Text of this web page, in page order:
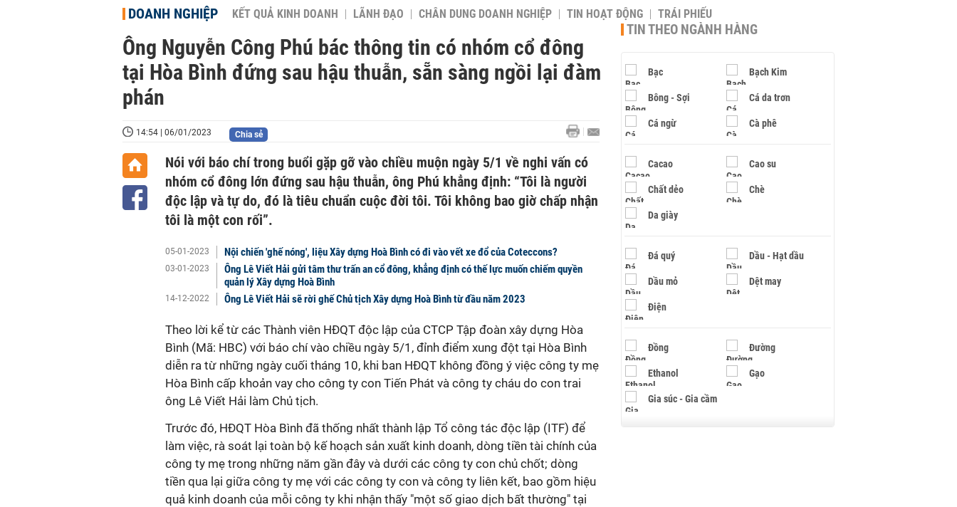
DOANH NGHIỆP KẾT QUẢ KINH DOANH LÃNH ĐẠO CHÂN DUNG DOANH NGHIỆP TIN HOẠT ĐỘNG TRÁI PHIẾU
Ông Nguyễn Công Phú bác thông tin có nhóm cổ đông
tại Hòa Bình đứng sau hậu thuẫn, sẵn sàng ngồi lại đàm
phán
14:54 | 06/01/2023 Chia sẻ
Nói với báo chí trong buổi gặp gỡ vào chiều muộn ngày 5/1 về nghi vấn có
nhóm cổ đông lớn đứng sau hậu thuẫn, ông Phú khẳng định: “Tôi là người
độc lập và tự do, đó là tiêu chuẩn cuộc đời tôi. Tôi không bao giờ chấp nhận
tôi là một con rối”.
05-01-2023 Nội chiến 'ghế nóng', liệu Xây dựng Hoà Bình có đi vào vết xe đổ của Coteccons?
03-01-2023
Ông Lê Viết Hải gửi tâm thư trấn an cổ đông, khẳng định có thế lực muốn chiếm quyền
quản lý Xây dựng Hoà Bình
14-12-2022 Ông Lê Viết Hải sẽ rời ghế Chủ tịch Xây dựng Hoà Bình từ đầu năm 2023
Theo lời kể từ các Thành viên HĐQT độc lập của CTCP Tập đoàn xây dựng Hòa
Bình (Mã: HBC) với báo chí vào chiều ngày 5/1, đỉnh điểm xung đột tại Hòa Bình
diễn ra từ những ngày cuối tháng 10, khi ban HĐQT không đồng ý việc công ty mẹ
Hòa Bình cấp khoản vay cho công ty con Tiến Phát và công ty cháu do con trai
ông Lê Viết Hải làm Chủ tịch.
Trước đó, HĐQT Hòa Bình đã thống nhất thành lập Tổ công tác độc lập (ITF) để
làm việc, rà soát lại toàn bộ kế hoạch sản xuất kinh doanh, dòng tiền tài chính của
công ty mẹ trong những năm gần đây và dưới các công ty con chủ chốt; dòng
tiền qua lại giữa công ty mẹ với các công ty con và công ty liên kết, bao gồm hiệu
quả kinh doanh của mỗi công ty khi nhận thấy "một số giao dịch bất thường" tại
TIN THEO NGÀNH HÀNG
Bạc Bạch Kim
Bông - Sợi Cá da trơn
Cá ngừ Cà phê
Cacao Cao su
Chất dẻo Chè
Da giày
Đá quý Dầu - Hạt dầu
Dầu mỏ Dệt may
Điện
Đồng Đường
Ethanol Gạo
Gia súc - Gia cầm